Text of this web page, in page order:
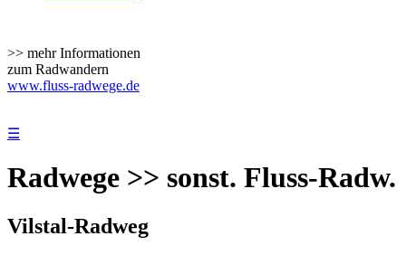
>> mehr Informationen
zum Radwandern
www.fluss-radwege.de
☰
Radwege >> sonst. Fluss-Radw.
Vilstal-Radweg